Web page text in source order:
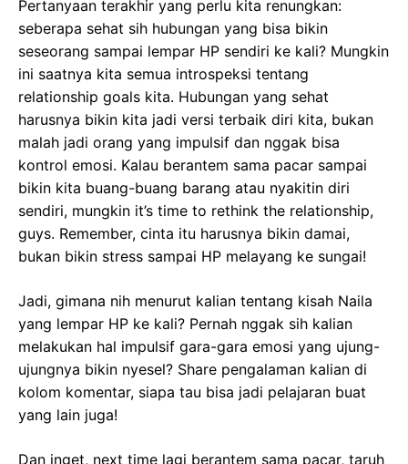
Pertanyaan terakhir yang perlu kita renungkan:
seberapa sehat sih hubungan yang bisa bikin
seseorang sampai lempar HP sendiri ke kali? Mungkin
ini saatnya kita semua introspeksi tentang
relationship goals kita. Hubungan yang sehat
harusnya bikin kita jadi versi terbaik diri kita, bukan
malah jadi orang yang impulsif dan nggak bisa
kontrol emosi. Kalau berantem sama pacar sampai
bikin kita buang-buang barang atau nyakitin diri
sendiri, mungkin it’s time to rethink the relationship,
guys. Remember, cinta itu harusnya bikin damai,
bukan bikin stress sampai HP melayang ke sungai!
Jadi, gimana nih menurut kalian tentang kisah Naila
yang lempar HP ke kali? Pernah nggak sih kalian
melakukan hal impulsif gara-gara emosi yang ujung-
ujungnya bikin nyesel? Share pengalaman kalian di
kolom komentar, siapa tau bisa jadi pelajaran buat
yang lain juga!
Dan inget, next time lagi berantem sama pacar, taruh